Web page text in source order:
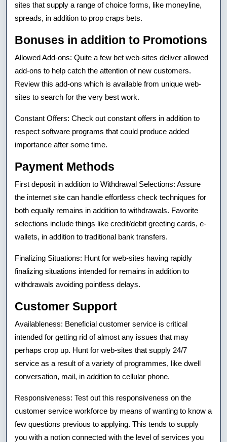
sites that supply a range of choice forms, like moneyline,
spreads, in addition to prop craps bets.
Bonuses in addition to Promotions
Allowed Add-ons: Quite a few bet web-sites deliver allowed
add-ons to help catch the attention of new customers.
Review this add-ons which is available from unique web-
sites to search for the very best work.
Constant Offers: Check out constant offers in addition to
respect software programs that could produce added
importance after some time.
Payment Methods
First deposit in addition to Withdrawal Selections: Assure
the internet site can handle effortless check techniques for
both equally remains in addition to withdrawals. Favorite
selections include things like credit/debit greeting cards, e-
wallets, in addition to traditional bank transfers.
Finalizing Situations: Hunt for web-sites having rapidly
finalizing situations intended for remains in addition to
withdrawals avoiding pointless delays.
Customer Support
Availableness: Beneficial customer service is critical
intended for getting rid of almost any issues that may
perhaps crop up. Hunt for web-sites that supply 24/7
service as a result of a variety of programmes, like dwell
conversation, mail, in addition to cellular phone.
Responsiveness: Test out this responsiveness on the
customer service workforce by means of wanting to know a
few questions previous to applying. This tends to supply
you with a notion connected with the level of services you